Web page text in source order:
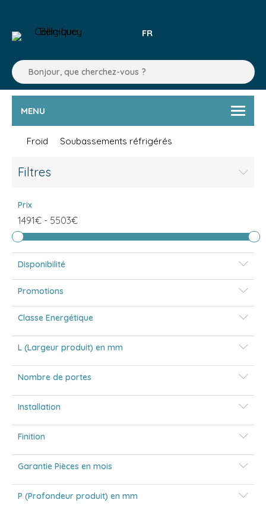
FR
MENU
Froid Soubassements réfrigérés
Filtres
Prix
1491€ - 5503€
Disponibilité
Promotions
Classe Energétique
L (Largeur produit) en mm
Nombre de portes
Installation
Finition
Garantie Pièces en mois
P (Profondeur produit) en mm